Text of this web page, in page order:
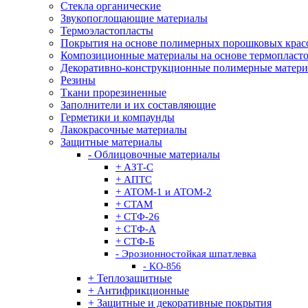
Стекла органические
Звукопоглощающие материалы
Термоэластопласты
Покрытия на основе полимерных порошковых
Композиционные материалы на основе
Декоративно-конструкционные полимерные
Резины
Ткани прорезиненные
Заполнители и их составляющие
Герметики и компаунды
Лакокрасочные материалы
Защитные материалы
- Облицовочные материалы
+ АЗТ-С
+ АПТС
+ АТОМ-1 и АТОМ-2
+ СТАМ
+ СТФ-26
+ СТФ-А
+ СТФ-Б
- Эрозионностойкая шпатлевка
- KO-856
+ Теплозащитные
+ Антифрикционные
+ Защитные и декоративные покрытия